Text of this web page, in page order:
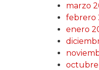
marzo
febrero
enero